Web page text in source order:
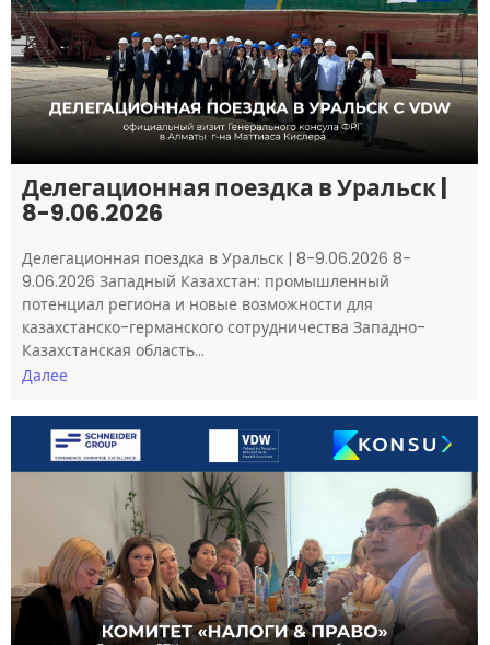
Делегационная поездка в Уральск |
8-9.06.2026
Делегационная поездка в Уральск | 8-9.06.2026 8-
9.06.2026 Западный Казахстан: промышленный
потенциал региона и новые возможности для
казахстанско-германского сотрудничества Западно-
Казахстанская область…
Далее